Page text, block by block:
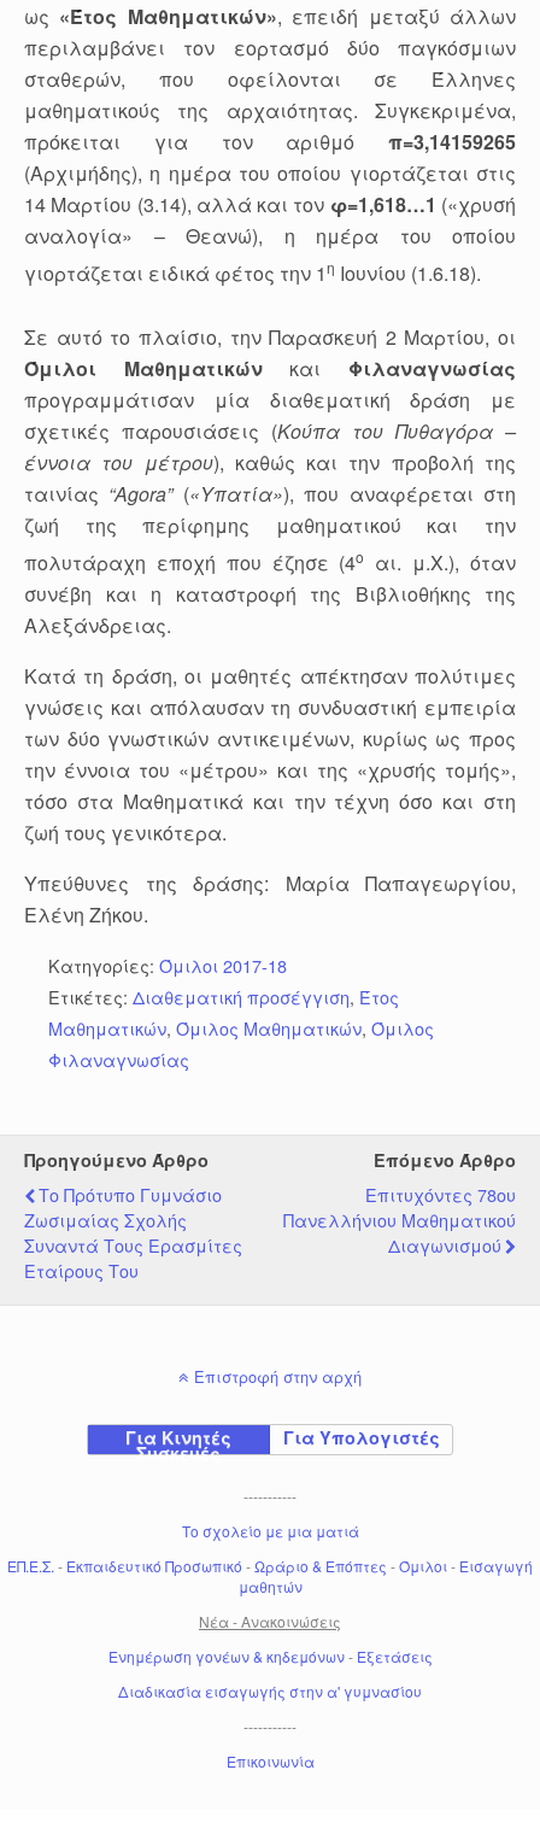
ως «Έτος Μαθηματικών», επειδή μεταξύ άλλων
περιλαμβάνει τον εορτασμό δύο παγκόσμιων
σταθερών, που οφείλονται σε Έλληνες
μαθηματικούς της αρχαιότητας. Συγκεκριμένα,
πρόκειται για τον αριθμό π=3,14159265
(Αρχιμήδης), η ημέρα του οποίου γιορτάζεται στις
14 Μαρτίου (3.14), αλλά και τον φ=1,618…1 («χρυσή
αναλογία» – Θεανώ), η ημέρα του οποίου
γιορτάζεται ειδικά φέτος την 1η Ιουνίου (1.6.18).
Σε αυτό το πλαίσιο, την Παρασκευή 2 Μαρτίου, οι
Όμιλοι Μαθηματικώνκαι Φιλαναγνωσίας
προγραμμάτισαν μία διαθεματική δράση με
σχετικές παρουσιάσεις (Κούπα του Πυθαγόρα –
έννοια του μέτρου), καθώς και την προβολή της
ταινίας “Agora”(«Υπατία»), που αναφέρεται στη
ζωή της περίφημης μαθηματικού και την
πολυτάραχη εποχή που έζησε (4ο
αι. μ.Χ.), όταν
συνέβη και η καταστροφή της Βιβλιοθήκης της
Αλεξάνδρειας.
Κατά τη δράση, οι μαθητές απέκτησαν πολύτιμες
γνώσεις και απόλαυσαν τη συνδυαστική εμπειρία
των δύο γνωστικών αντικειμένων, κυρίως ως προς
την έννοια του «μέτρου» και της «χρυσής τομής»,
τόσο στα Μαθηματικά και την τέχνη όσο και στη
ζωή τους γενικότερα.
Υπεύθυνες της δράσης: Μαρία Παπαγεωργίου,
Ελένη Ζήκου.
Κατηγορίες: Όμιλοι 2017-18
Ετικέτες: Διαθεματική προσέγγιση, Έτος
Μαθηματικών, Όμιλος Μαθηματικών, Όμιλος
Φιλαναγνωσίας
Προηγούμενο Άρθρο
Το Πρότυπο Γυμνάσιο
Ζωσιμαίας Σχολής
Συναντά Τους Ερασμίτες
Εταίρους Του
Επόμενο Άρθρο
Επιτυχόντες 78ου
Πανελλήνιου Μαθηματικού
Διαγωνισμού
Επιστροφή στην αρχή
Για Κινητές
Συσκευές
Για Υπολογιστές
-----------
Το σχολείο με μια ματιά
ΕΠ.Ε.Σ. - Εκπαιδευτικό Προσωπικό -Ωράριο & Επόπτες -Όμιλοι- Εισαγωγή
μαθητών
Νέα - Ανακοινώσεις
Ενημέρωση γονέων & κηδεμόνων- Εξετάσεις
Διαδικασία εισαγωγής στην α' γυμνασίου
-----------
Επικοινωνία